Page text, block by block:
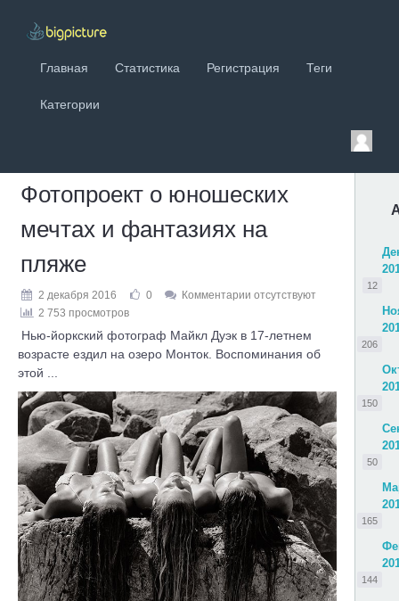
Главная Статистика Регистрация Теги
Категории
12
206
150
50
165
144
Фотопроект о юношеских
мечтах и фантазиях на
пляже
2 декабря 2016 0
Комментарии отсутствуют
2 753 просмотров
Нью-йоркский фотограф Майкл Дуэк в 17-летнем
возрасте ездил на озеро Монток. Воспоминания об
этой ...